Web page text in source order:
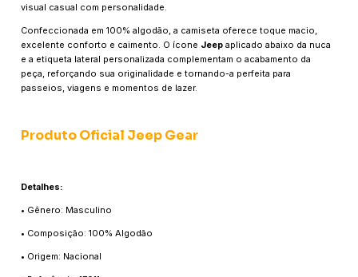
visual casual com personalidade.
Confeccionada em 100% algodão, a camiseta oferece toque macio,
excelente conforto e caimento. O ícone Jeep aplicado abaixo da nuca
e a etiqueta lateral personalizada complementam o acabamento da
peça, reforçando sua originalidade e tornando-a perfeita para
passeios, viagens e momentos de lazer.
Produto Oficial Jeep Gear
Detalhes:
• Gênero: Masculino
• Composição: 100% Algodão
• Origem: Nacional